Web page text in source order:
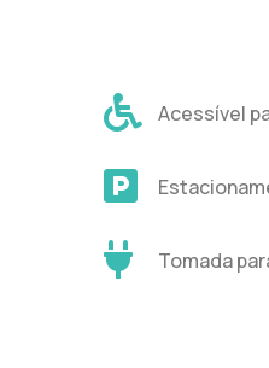
Acessível
Tomada